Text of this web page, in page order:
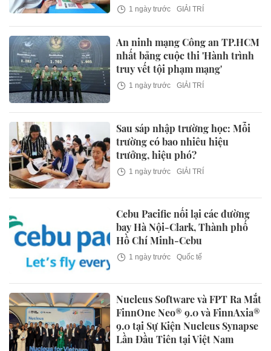
1 ngày trước GIẢI TRÍ
An ninh mạng Công an TP.HCM
nhất bảng cuộc thi 'Hành trình
truy vết tội phạm mạng'
1 ngày trước GIẢI TRÍ
Sau sáp nhập trường học: Mỗi
trường có bao nhiêu hiệu
trưởng, hiệu phó?
1 ngày trước GIẢI TRÍ
Cebu Pacific nối lại các đường
bay Hà Nội-Clark, Thành phố
Hồ Chí Minh-Cebu
1 ngày trước Quốc tế
Nucleus Software và FPT Ra Mắt
FinnOne Neo® 9.0 và FinnAxia®
9.0 tại Sự Kiện Nucleus Synapse
Lần Đầu Tiên tại Việt Nam